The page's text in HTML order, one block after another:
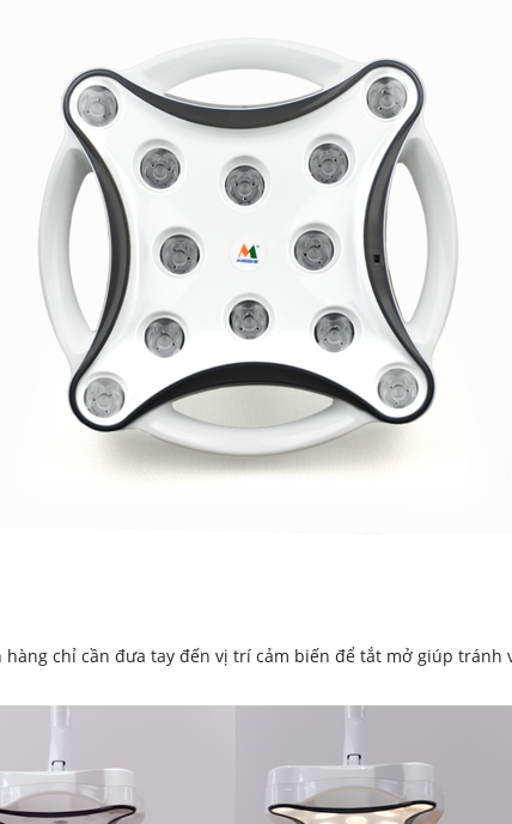
chỉ cần đưa tay đến vị trí cảm biến để tắt mở giúp tránh